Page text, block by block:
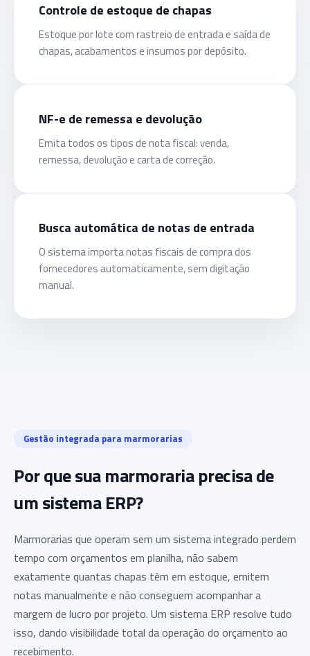
Controle de estoque de chapas
Estoque por lote com rastreio de entrada e saída de
chapas, acabamentos e insumos por depósito.
NF-e de remessa e devolução
Emita todos os tipos de nota fiscal: venda,
remessa, devolução e carta de correção.
Busca automática de notas de entrada
O sistema importa notas fiscais de compra dos
fornecedores automaticamente, sem digitação
manual.
Gestão integrada para marmorarias
Por que sua marmoraria precisa de
um sistema ERP?
Marmorarias que operam sem um sistema integrado perdem
tempo com orçamentos em planilha, não sabem
exatamente quantas chapas têm em estoque, emitem
notas manualmente e não conseguem acompanhar a
margem de lucro por projeto. Um sistema ERP resolve tudo
isso, dando visibilidade total da operação do orçamento ao
recebimento.